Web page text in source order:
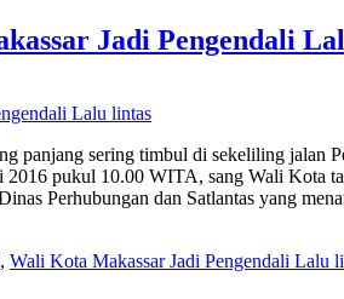
Jadi Pengendali
panjang sering timbul di sekeliling jalan
2016 pukul 10.00 WITA, sang Wali Kota
Perhubungan dan Satlantas yang
, Wali Kota Makassar Jadi Pengendali Lalu